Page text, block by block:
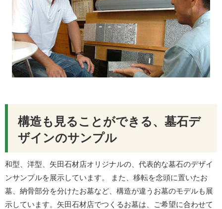
構造も見ることができる、墓石デ
ザインのサンプル
和型、洋型、矢田石材店オリジナルの、代表的な墓石のデザイ
ンサンプルを展示しています。 また、移転を念頭に置いたお
墓、納骨部分を分けたお墓など、構造が違うお墓のモデルも展
示しています。矢田石材店でつくるお墓は、ご希望に合わせて